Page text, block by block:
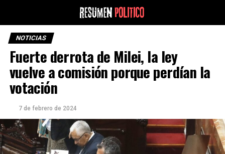
NOTICIAS
Fuerte derrota de Milei, la ley
vuelve a comisión porque perdían la
votación
7 de febrero de 2024